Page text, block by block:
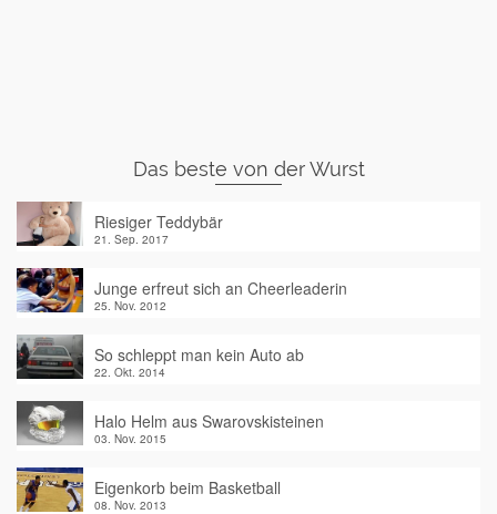
Das beste von der Wurst
Riesiger Teddybär
21. Sep. 2017
Junge erfreut sich an Cheerleaderin
25. Nov. 2012
So schleppt man kein Auto ab
22. Okt. 2014
Halo Helm aus Swarovskisteinen
03. Nov. 2015
Eigenkorb beim Basketball
08. Nov. 2013